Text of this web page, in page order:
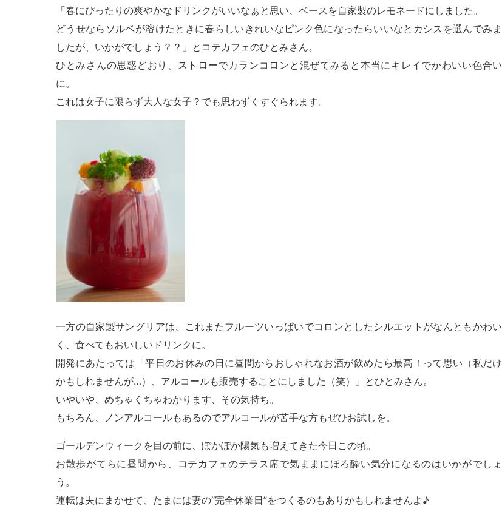
「春にぴったりの爽やかなドリンクがいいなぁと思い、ベースを自家製のレモネードにしました。
どうせならソルベが溶けたときに春らしいきれいなピンク色になったらいいなとカシスを選んでみま
したが、いかがでしょう？？」とコテカフェのひとみさん。
ひとみさんの思惑どおり、ストローでカランコロンと混ぜてみると本当にキレイでかわいい色合い
に。
これは女子に限らず大人な女子？でも思わずくすぐられます。
一方の自家製サングリアは、これまたフルーツいっぱいでコロンとしたシルエットがなんともかわい
く、食べてもおいしいドリンクに。
開発にあたっては「平日のお休みの日に昼間からおしゃれなお酒が飲めたら最高！って思い（私だけ
かもしれませんが…）、アルコールも販売することにしました（笑）」とひとみさん。
いやいや、めちゃくちゃわかります、その気持ち。
もちろん、ノンアルコールもあるのでアルコールが苦手な方もぜひお試しを。
ゴールデンウィークを目の前に、ぽかぽか陽気も増えてきた今日この頃。
お散歩がてらに昼間から、コテカフェのテラス席で気ままにほろ酔い気分になるのはいかがでしょ
う。
運転は夫にまかせて、たまには妻の“完全休業日”をつくるのもありかもしれませんよ♪